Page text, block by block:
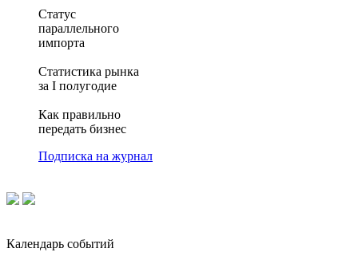
Статус
параллельного
импорта
Статистика рынка
за I полугодие
Как правильно
передать бизнес
Подписка на журнал
Календарь событий